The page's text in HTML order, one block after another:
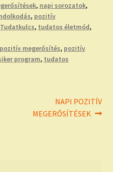
, napi sorozatok,
, pozitív
Tudatkulcs, tudatos életmód,
megerősítés, pozitív
program, tudatos
Next
post:
NAPI POZITÍV
MEGERŐSÍTÉSEK